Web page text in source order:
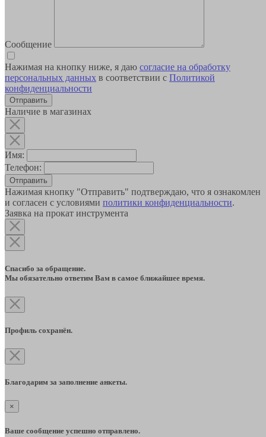
Сообщение
Нажимая на кнопку ниже, я даю согласие на обработку
персональных данных в соответствии с Политикой
конфиденциальности
Наличие в магазинах
Имя:
Телефон:
Отправить
Нажимая кнопку "Отправить" подтверждаю, что я ознакомлен
и согласен с условиями политики конфиденциальности.
Заявка на прокат инструмента
Спасибо за обращение.
Мы обязательно ответим Вам в самое ближайшее время.
Профиль сохранён.
Благодарим за заполнение анкеты.
×
Ваше сообщение успешно отправлено.